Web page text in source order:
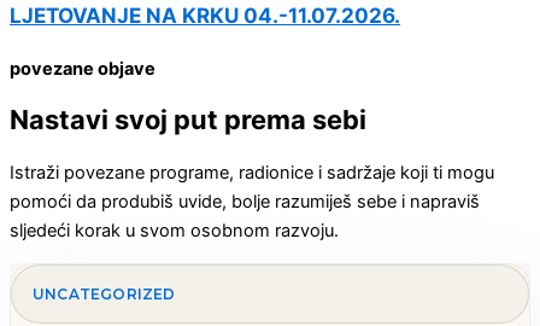
LJETOVANJE NA KRKU 04.-11.07.2026.
povezane objave
Nastavi svoj put prema sebi
Istraži povezane programe, radionice i sadržaje koji ti mogu
pomoći da produbiš uvide, bolje razumiješ sebe i napraviš
sljedeći korak u svom osobnom razvoju.
UNCATEGORIZED